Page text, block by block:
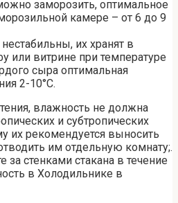
заморозить, оптимальное
камере – от 6 до 9
нестабильны, их хранят в
или витрине при температуре
сыра оптимальная
2-10°С.
влажность не должна
и субтропических
их рекомендуется выносить
им отдельную комнату;.
за стенками стакана в течение
в Холодильнике в